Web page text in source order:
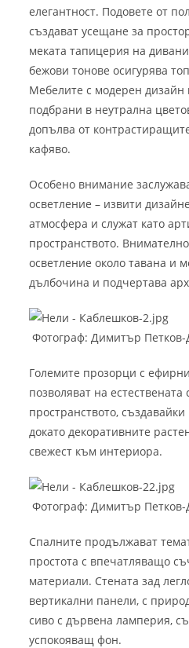
елегантност. Подовете от
създават усещане за
меката тапицерия на
бежови тонове осигурява
Мебелите с модерен дизайн
подбрани в неутрална
допълва от
кафяво.
Особено внимание
осветление – извити
атмосфера и служат като
пространството.
осветление около тавана и
дълбочина и подчертава
Фотограф: Димитър
Големите прозорци с
позволяват на
пространството,
докато декоративните
свежест към интериора.
Фотограф: Димитър
Спалните продължават
простота с впечатляващо
материали. Стената зад
вертикални панели, с
сиво с дървена ламперия,
успокояващ фон.